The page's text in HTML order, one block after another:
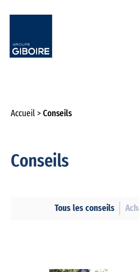
Accueil Conseils
Conseils
Tous les conseils